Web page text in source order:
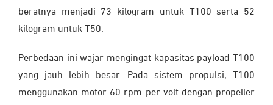
beratnya menjadi 73 kilogram untuk T100 serta 52
kilogram untuk T50.
Perbedaan ini wajar mengingat kapasitas payload T100
yang jauh lebih besar. Pada sistem propulsi, T100
menggunakan motor 60 rpm per volt dengan propeller